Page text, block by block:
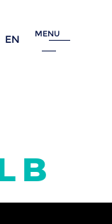
EN MENU
B